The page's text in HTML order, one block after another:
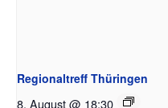
Regionaltreff Thüringen
8. August @ 18:30